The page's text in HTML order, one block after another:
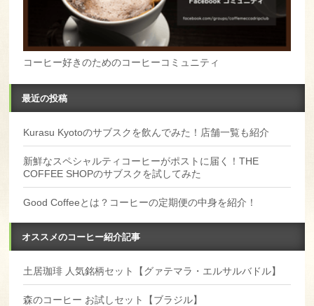
コーヒー好きのためのコーヒーコミュニティ
最近の投稿
Kurasu Kyotoのサブスクを飲んでみた！店舗一覧も紹介
新鮮なスペシャルティコーヒーがポストに届く！THE
COFFEE SHOPのサブスクを試してみた
Good Coffeeとは？コーヒーの定期便の中身を紹介！
オススメのコーヒー紹介記事
土居珈琲 人気銘柄セット【グァテマラ・エルサルバドル】
森のコーヒー お試しセット【ブラジル】